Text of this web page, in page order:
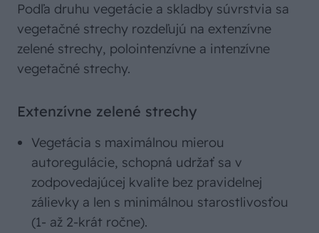
Podľa druhu vegetácie a skladby súvrstvia sa
vegetačné strechy rozdeľujú na extenzívne
zelené strechy, polointenzívne a intenzívne
vegetačné strechy.
Extenzívne zelené strechy
Vegetácia s maximálnou mierou
autoregulácie, schopná udržať sa v
zodpovedajúcej kvalite bez pravidelnej
zálievky a len s minimálnou starostlivosťou
(1- až 2-krát ročne).